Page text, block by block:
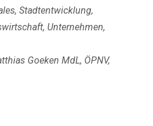
, Stadtentwicklung,
, Unternehmen,
Goeken MdL, ÖPNV,